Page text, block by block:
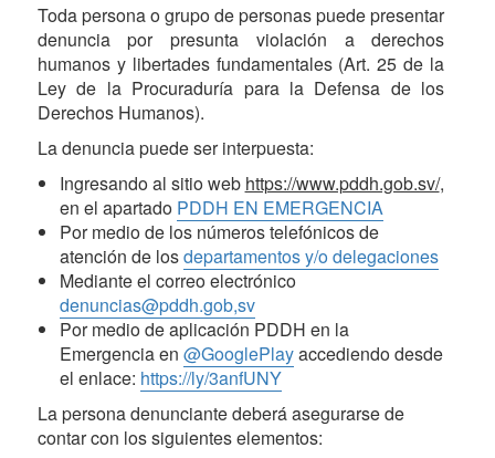
Toda persona o grupo de personas puede presentar
denuncia por presunta violación a derechos
humanos y libertades fundamentales (Art. 25 de la
Ley de la Procuraduría para la Defensa de los
Derechos Humanos).
La denuncia puede ser interpuesta:
Ingresando al sitio web https://www.pddh.gob.sv/,
en el apartado PDDH EN EMERGENCIA
Por medio de los números telefónicos de
atención de losdepartamentos y/o delegaciones
Mediante el correo electrónico
denuncias@pddh.gob,sv
Por medio de aplicación PDDH en la
Emergencia en @GooglePlayaccediendo desde
el enlace: https://ly/3anfUNY
La persona denunciante deberá asegurarse de
contar con los siguientes elementos: